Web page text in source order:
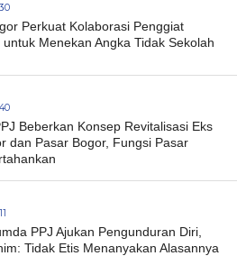
Perkuat Kolaborasi Penggiat
untuk Menekan Angka Tidak Sekolah
Beberkan Konsep Revitalisasi Eks
dan Pasar Bogor, Fungsi Pasar
PPJ Ajukan Pengunduran Diri,
Tidak Etis Menanyakan Alasannya